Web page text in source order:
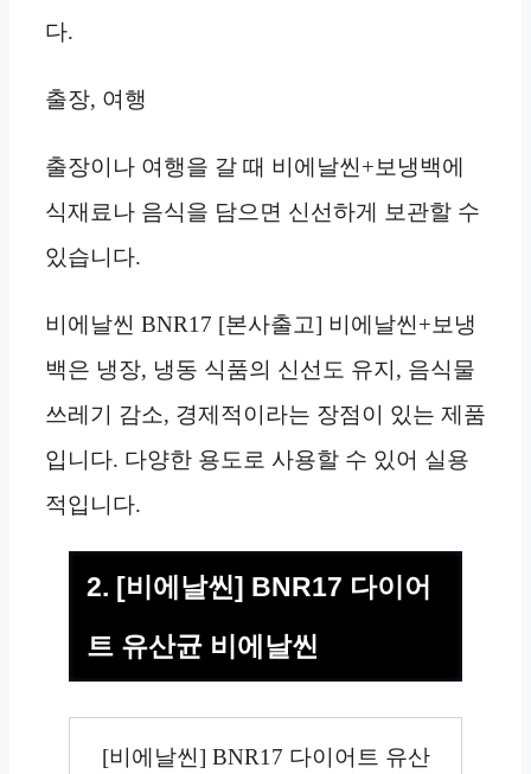
다.
출장, 여행
출장이나 여행을 갈 때 비에날씬+보냉백에
식재료나 음식을 담으면 신선하게 보관할 수
있습니다.
비에날씬 BNR17 [본사출고] 비에날씬+보냉
백은 냉장, 냉동 식품의 신선도 유지, 음식물
쓰레기 감소, 경제적이라는 장점이 있는 제품
입니다. 다양한 용도로 사용할 수 있어 실용
적입니다.
2. [비에날씬] BNR17 다이어
트 유산균 비에날씬
[비에날씬] BNR17 다이어트 유산